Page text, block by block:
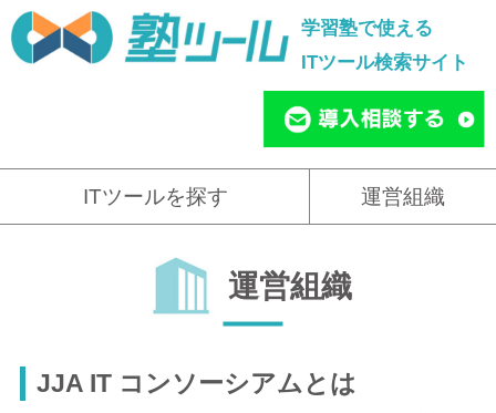
学習塾で使える
ITツール検索サイト
ITツールを探す 運営組織
運営組織
JJA IT コンソーシアムとは